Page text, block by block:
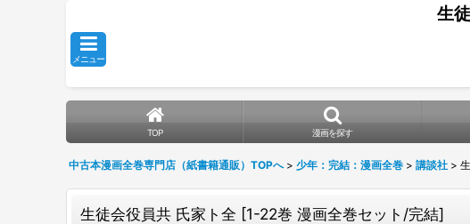
生
メニュー
TOP 漫画を探す
中古本漫画全巻専門店（紙書籍通販）TOPへ > 少年：完結：漫画全巻 > 講談社 >
生徒会役員共 氏家ト全 [1-22巻 漫画全巻セット/完結]